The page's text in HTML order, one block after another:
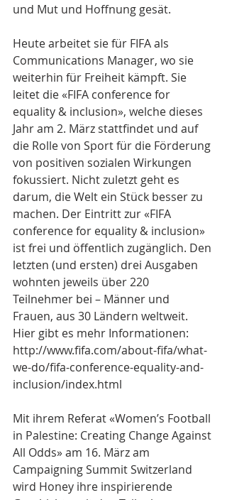
und Mut und Hoffnung gesät.
Heute arbeitet sie für FIFA als
Communications Manager, wo sie
weiterhin für Freiheit kämpft. Sie
leitet die «FIFA conference for
equality & inclusion», welche dieses
Jahr am 2. März stattfindet und auf
die Rolle von Sport für die Förderung
von positiven sozialen Wirkungen
fokussiert. Nicht zuletzt geht es
darum, die Welt ein Stück besser zu
machen. Der Eintritt zur «FIFA
conference for equality & inclusion»
ist frei und öffentlich zugänglich. Den
letzten (und ersten) drei Ausgaben
wohnten jeweils über 220
Teilnehmer bei – Männer und
Frauen, aus 30 Ländern weltweit.
Hier gibt es mehr Informationen:
http://www.fifa.com/about-fifa/what-
we-do/fifa-conference-equality-and-
inclusion/index.html
Mit ihrem Referat «Women’s Football
in Palestine: Creating Change Against
All Odds» am 16. März am
Campaigning Summit Switzerland
wird Honey ihre inspirierende